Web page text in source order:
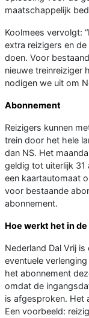
maatschappelijk
Koolmees vervolgt:
extra reizigers en
doen. Voor
nieuwe treinreiziger
nodigen we uit om
Abonnement
Reizigers kunnen
trein door het hele
dan NS. Het
geldig tot uiterlijk 31
een kaartautomaat
voor bestaande
abonnement.
Hoe werkt het in
Nederland Dal Vrij
eventuele
het abonnement
omdat de
is afgesproken. Het
Een voorbeeld: